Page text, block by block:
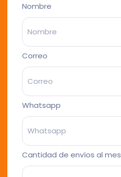
Nombre
Correo
Whatsapp
Cantidad de envíos al mes